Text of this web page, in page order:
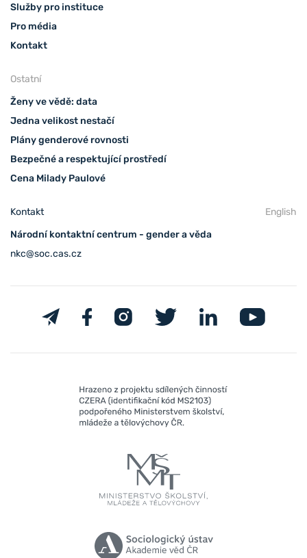
Služby pro instituce
Pro média
Kontakt
Ostatní
Ženy ve vědě: data
Jedna velikost nestačí
Plány genderové rovnosti
Bezpečné a respektující prostředí
Cena Milady Paulové
Kontakt
English
Národní kontaktní centrum - gender a věda
nkc@soc.cas.cz